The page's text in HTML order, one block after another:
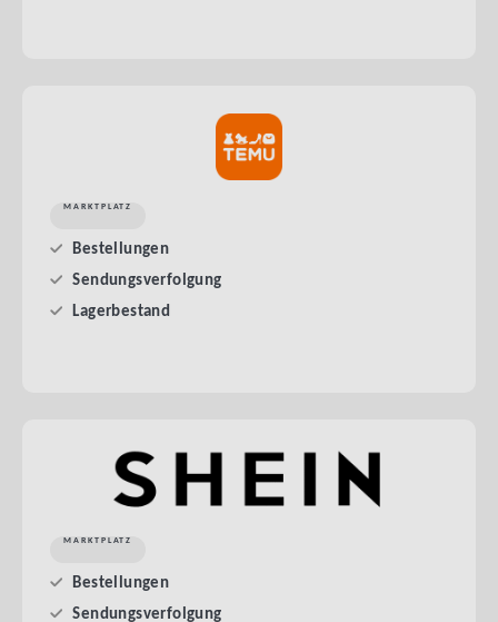
MARKTPLATZ
Bestellungen
Sendungsverfolgung
Lagerbestand
MARKTPLATZ
Bestellungen
Sendungsverfolgung